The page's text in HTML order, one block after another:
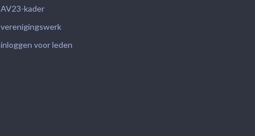
AV23-kader
verenigingswerk
inloggen voor leden